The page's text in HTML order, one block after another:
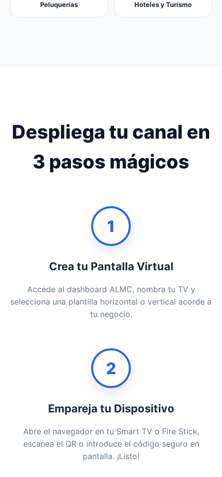
Peluquerías Hoteles y Turismo
Despliega tu canal en
3 pasos mágicos
1
Crea tu Pantalla Virtual
Accede al dashboard ALMC, nombra tu TV y
selecciona una plantilla horizontal o vertical acorde a
tu negocio.
2
Empareja tu Dispositivo
Abre el navegador en tu Smart TV o Fire Stick,
escanea el QR o introduce el código seguro en
pantalla. ¡Listo!